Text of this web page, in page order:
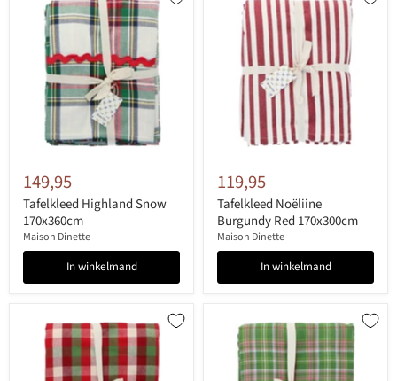
149,95
Tafelkleed Highland Snow
170x360cm
Maison Dinette
In winkelmand
119,95
Tafelkleed Noëliine
Burgundy Red 170x300cm
Maison Dinette
In winkelmand